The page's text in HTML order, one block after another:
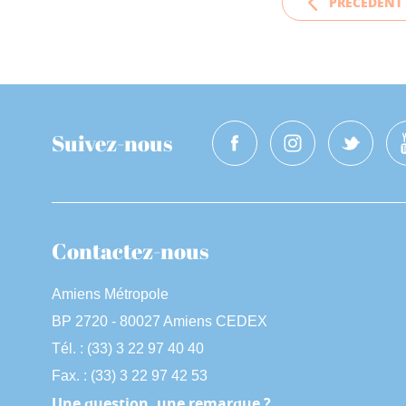
Suivez-nous
Contactez-nous
Amiens Métropole
BP 2720 - 80027 Amiens CEDEX
Tél. : (33) 3 22 97 40 40
Fax. : (33) 3 22 97 42 53